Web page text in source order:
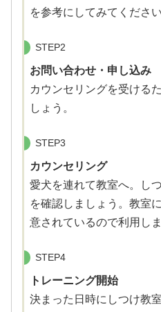
を参考にしてみてください
STEP2
お問い合わせ・申し込み
カウンセリングを受ける
しょう。
STEP3
カウンセリング
愛犬を連れて教室へ。し
を確認しましょう。教室
意されているので利用しま
STEP4
トレーニング開始
決まった日時にしつけ教